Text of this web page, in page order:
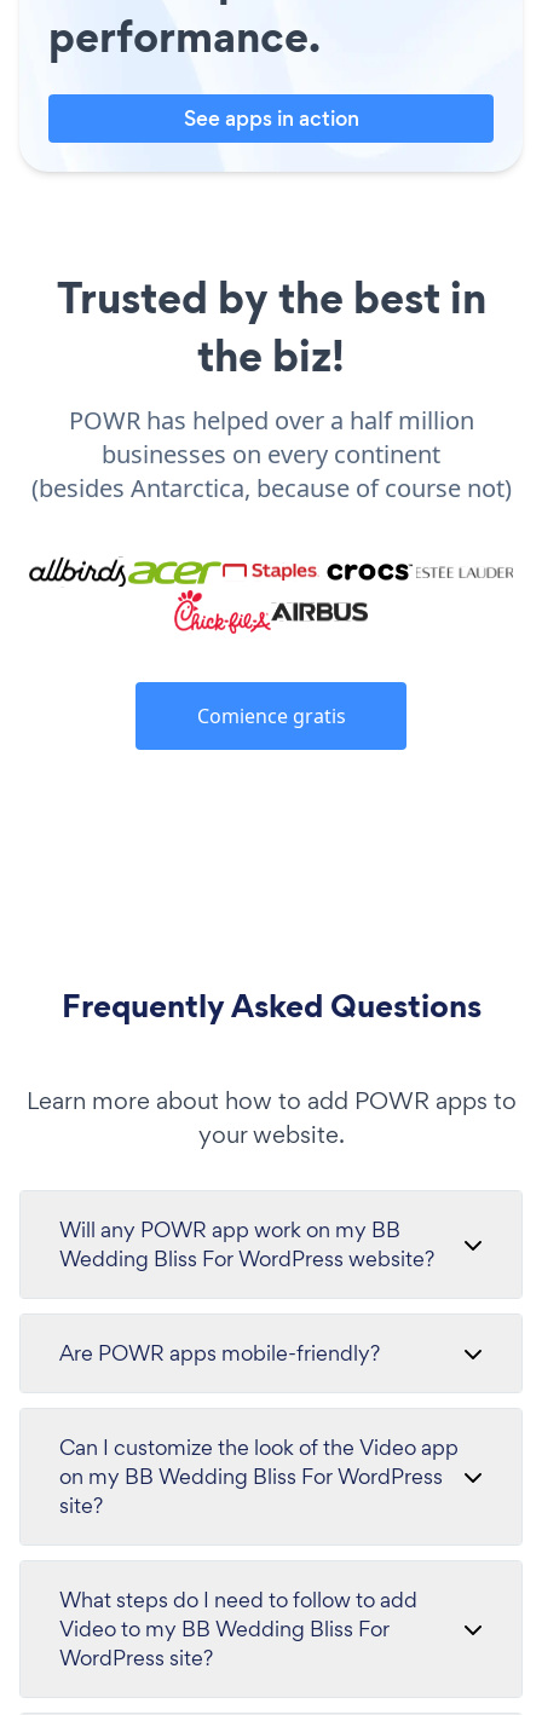
performance.
See apps in action
Trusted by the best in
the biz!
POWR has helped over a half million
businesses on every continent
(besides Antarctica, because of course not)
Comience gratis
Frequently Asked Questions
Learn more about how to add POWR apps to
your website.
Will any POWR app work on my BB
Wedding Bliss For WordPress website?
Are POWR apps mobile-friendly?
Can I customize the look of the Video app
on my BB Wedding Bliss For WordPress
site?
What steps do I need to follow to add
Video to my BB Wedding Bliss For
WordPress site?